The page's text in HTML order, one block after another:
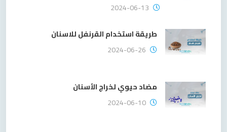
2024-06-13
طريقة استخدام القرنفل للاسنان
2024-06-26
مضاد حيوي لخراج الأسنان
2024-06-10